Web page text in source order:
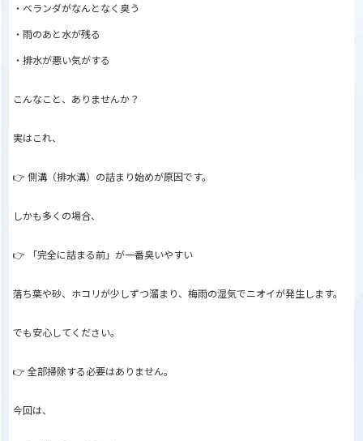
・ベランダがなんとなく臭う
・雨のあと水が残る
・排水が悪い気がする
こんなこと、ありませんか？
実はこれ、
👉 側溝（排水溝）の詰まり始めが原因です。
しかも多くの場合、
👉 「完全に詰まる前」が一番臭いやすい
落ち葉や砂、ホコリが少しずつ溜まり、梅雨の湿気でニオイが発生します。
でも安心してください。
👉 全部掃除する必要はありません。
今回は、